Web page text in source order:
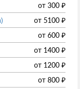
от 300 ₽
от 5100 ₽
от 600 ₽
от 1400 ₽
от 1200 ₽
от 800 ₽